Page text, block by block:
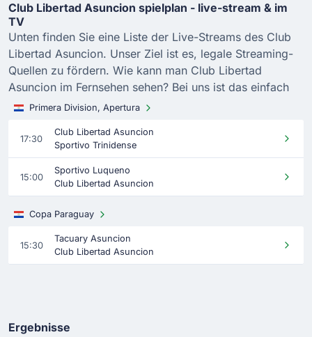
Club Libertad Asuncion spielplan - live-stream & im
TV
Unten finden Sie eine Liste der Live-Streams des Club
Libertad Asuncion. Unser Ziel ist es, legale Streaming-
Quellen zu fördern. Wie kann man Club Libertad
Asuncion im Fernsehen sehen? Bei uns ist das einfach
Primera Division, Apertura
17:30
Club Libertad Asuncion
Sportivo Trinidense
15:00
Sportivo Luqueno
Club Libertad Asuncion
Copa Paraguay
15:30
Tacuary Asuncion
Club Libertad Asuncion
Ergebnisse